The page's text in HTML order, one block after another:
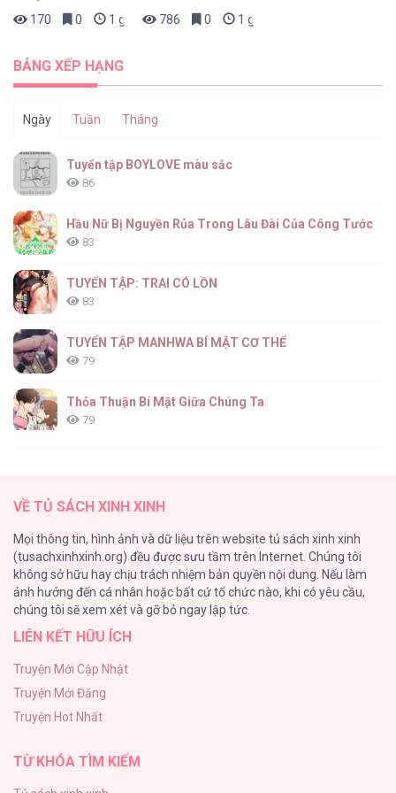
170
0 1 giờ trước786
0 1 giờ trước
BẢNG XẾP HẠNG
Ngày Tuần Tháng
Tuyển tập BOYLOVE màu sắc
86
Hầu Nữ Bị Nguyền Rủa Trong Lâu Đài Của Công Tước
83
TUYỂN TẬP: TRAI CÓ LỒN
83
TUYỂN TẬP MANHWA BÍ MẬT CƠ THỂ
79
Thỏa Thuận Bí Mật Giữa Chúng Ta
79
51
Bí Mật Thanh Xuân
51
Ảo Mộng tình yêu
Con Tim Rung Động
47
VỀ TỦ SÁCH XINH XINH
Mọi thông tin, hình ảnh và dữ liệu trên website tủ sách xinh xinh
(tusachxinhxinh.org) đều được sưu tầm trên Internet. Chúng tôi
không sở hữu hay chịu trách nhiệm bản quyền nội dung. Nếu làm
ảnh hưởng đến cá nhân hoặc bất cứ tổ chức nào, khi có yêu cầu,
chúng tôi sẽ xem xét và gỡ bỏ ngay lập tức.
LIÊN KẾT HỮU ÍCH
Truyện Mới Cập Nhật
Truyện Mới Đăng
Truyện Hot Nhất
TỪ KHÓA TÌM KIẾM